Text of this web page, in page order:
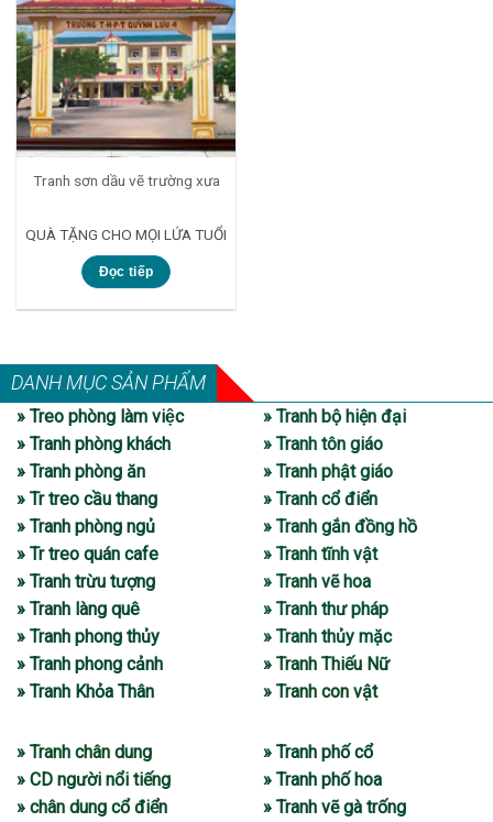
Tranh sơn dầu vẽ trường xưa
QUÀ TẶNG CHO MỌI LỨA TUỔI
Đọc tiếp
DANH MỤC SẢN PHẨM
» Treo phòng làm việc
» Tranh phòng khách
» Tranh phòng ăn
» Tr treo cầu thang
» Tranh phòng ngủ
» Tr treo quán cafe
» Tranh trừu tượng
» Tranh làng quê
» Tranh phong thủy
» Tranh phong cảnh
» Tranh Khỏa Thân
» Tranh bộ hiện đại
» Tranh tôn giáo
» Tranh phật giáo
» Tranh cổ điển
» Tranh gắn đồng hồ
» Tranh tĩnh vật
» Tranh vẽ hoa
» Tranh thư pháp
» Tranh thủy mặc
» Tranh Thiếu Nữ
» Tranh con vật
» Tranh chân dung
» CD người nổi tiếng
» chân dung cổ điển
» Tranh phố cổ
» Tranh phố hoa
» Tranh vẽ gà trống